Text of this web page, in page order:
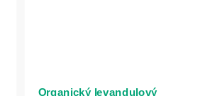
Organický levandulový